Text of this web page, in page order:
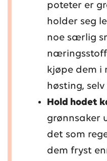
poteter er
holder seg
noe særlig
kjøpe dem i
høsting,
Hold hodet
grønnsaker
det som
dem fryst